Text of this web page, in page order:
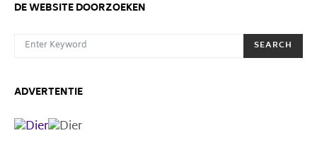
DE WEBSITE DOORZOEKEN
SEARCH FOR:
SEARCH
ADVERTENTIE